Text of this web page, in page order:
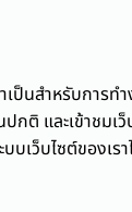
ป็นสำหรับการทำ
กติ และเข้าชมเ
บเว็บไซต์ของเรา